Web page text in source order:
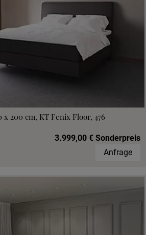
x 200 cm, KT Fenix Floor, 476
3.999,00 € Sonderpreis
Anfrage